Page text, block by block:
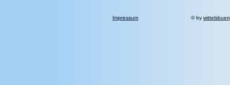
Impressum © by